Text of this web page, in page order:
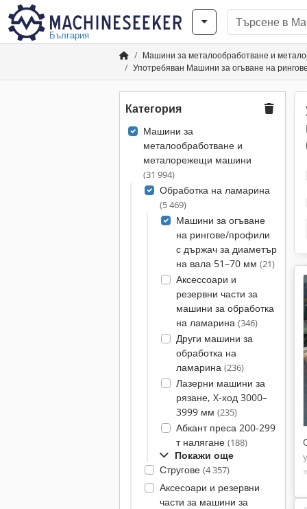
България
Машини за металообработване и
Употребяван Машини за огъване на
Категория
Машини за
металообработване и
металорежещи машини
(31 994)
Обработка на ламарина
(5 469)
Машини за огъване
на рингове/профили
с държач за диаметър
на вала 51–70 мм (21)
Аксессоари и
резервни части за
машини за обработка
на ламарина (346)
Други машини за
обработка на
ламарина (236)
Лазерни машини за
рязане, X-ход 3000–
3999 мм (235)
Абкант преса 200-299
т налягане (188)
Покажи още
Стругове (4 357)
Аксесоари и резервни
части за машини за